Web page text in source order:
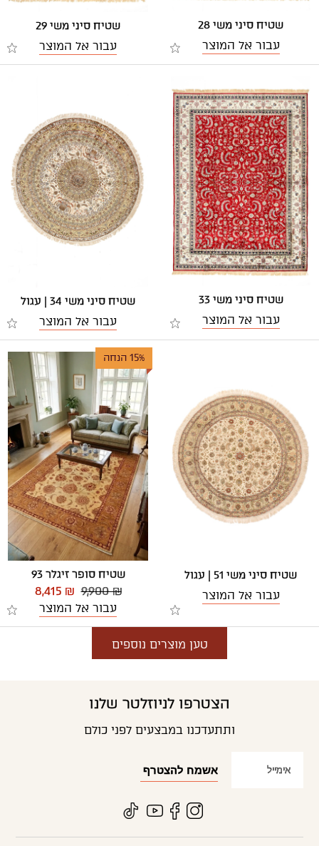
שטיח סיני משי 28
עבור אל המוצר
שטיח סיני משי 29
עבור אל המוצר
שטיח סיני משי 33
עבור אל המוצר
שטיח סיני משי 34 | עגול
עבור אל המוצר
שטיח סיני משי 51 | עגול
עבור אל המוצר
15% הנחה
שטיח סופר זיגלר 93
9,900 ₪
8,415 ₪
עבור אל המוצר
טען מוצרים נוספים
הצטרפו לניוזלטר שלנו
ותתעדכנו במבצעים לפני כולם